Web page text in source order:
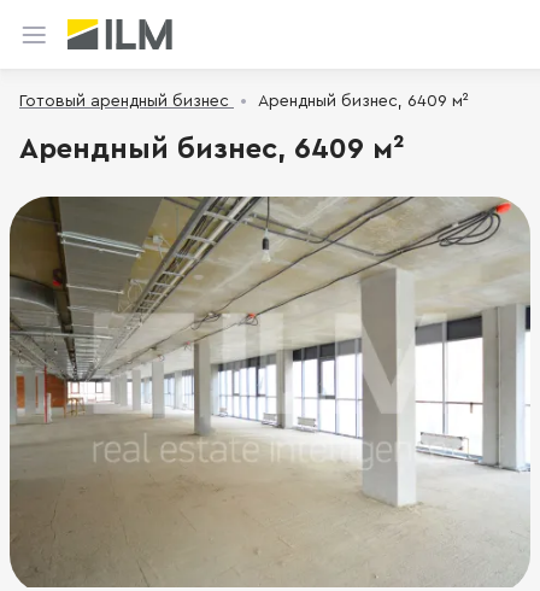
Готовый арендный бизнес Арендный бизнес, 6409 м²
Арендный бизнес, 6409 м²